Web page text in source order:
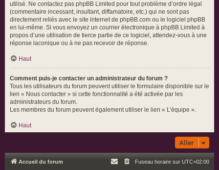
utilisé. Ne contactez pas phpBB Limited pour tout problème d’ordre légal
(commentaire incessant, insultant, diffamatoire, etc.) qui ne sont pas
directement reliés avec le site internet de phpBB.com ou le logiciel phpBB
en lui-même. Si vous envoyez un courrier électronique à phpBB Limited à
propos d’une utilisation de tierce partie de ce logiciel, attendez-vous à une
réponse laconique ou à ne pas recevoir de réponse.
Haut
Comment puis-je contacter un administrateur du forum ?
Tous les utilisateurs du forum peuvent utiliser le formulaire disponible sur le
lien « Nous contacter » si cette fonctionnalité a été activée par les
administrateurs du forum.
Les membres du forum peuvent également utiliser le lien « L’équipe ».
Haut
Aller
Accueil du forum Fuseau horaire sur UTC+02:00